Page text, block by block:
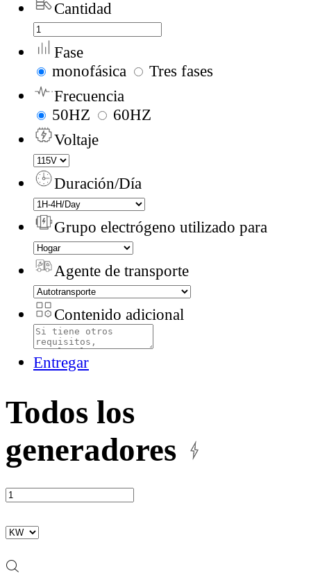
Cantidad
Fase
monofásica
Tres fases
Frecuencia
50HZ
60HZ
Voltaje
Duración/Día
Grupo electrógeno utilizado para
Agente de transporte
Contenido adicional
Entregar
Todos los
generadores